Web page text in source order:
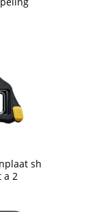
sh
a 2